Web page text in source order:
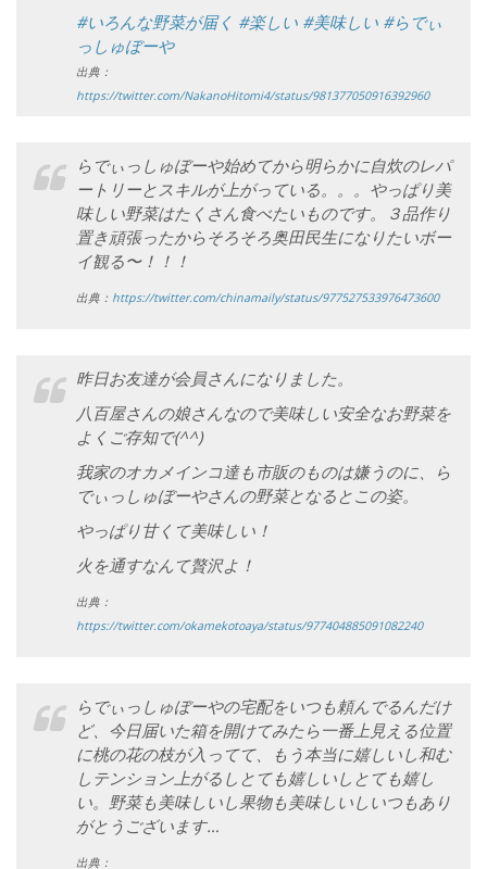
#いろんな野菜が届く #楽しい #美味しい #らでぃ
っしゅぼーや
出典：
https://twitter.com/NakanoHitomi4/status/981377050916392960
らでぃっしゅぼーや始めてから明らかに自炊のレパ
ートリーとスキルが上がっている。。。やっぱり美
味しい野菜はたくさん食べたいものです。３品作り
置き頑張ったからそろそろ奥田民生になりたいボー
イ観る〜！！！
出典： https://twitter.com/chinamaily/status/977527533976473600
昨日お友達が会員さんになりました。
八百屋さんの娘さんなので美味しい安全なお野菜を
よくご存知で(^^)
我家のオカメインコ達も市販のものは嫌うのに、ら
でぃっしゅぼーやさんの野菜となるとこの姿。
やっぱり甘くて美味しい！
火を通すなんて贅沢よ！
出典：
https://twitter.com/okamekotoaya/status/977404885091082240
らでぃっしゅぼーやの宅配をいつも頼んでるんだけ
ど、今日届いた箱を開けてみたら一番上見える位置
に桃の花の枝が入ってて、もう本当に嬉しいし和む
しテンション上がるしとても嬉しいしとても嬉し
い。野菜も美味しいし果物も美味しいしいつもあり
がとうございます…
出典：